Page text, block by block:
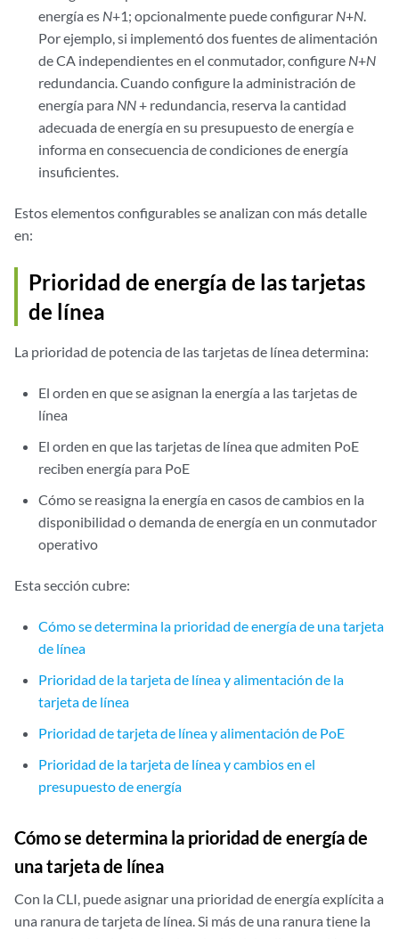
energía es N+1; opcionalmente puede configurar N+N.
Por ejemplo, si implementó dos fuentes de alimentación
de CA independientes en el conmutador, configure N+N
redundancia. Cuando configure la administración de
energía para NN+ redundancia, reserva la cantidad
adecuada de energía en su presupuesto de energía e
informa en consecuencia de condiciones de energía
insuficientes.
Estos elementos configurables se analizan con más detalle
en:
Prioridad de energía de las tarjetas
de línea
La prioridad de potencia de las tarjetas de línea determina:
El orden en que se asignan la energía a las tarjetas de
línea
El orden en que las tarjetas de línea que admiten PoE
reciben energía para PoE
Cómo se reasigna la energía en casos de cambios en la
disponibilidad o demanda de energía en un conmutador
operativo
Esta sección cubre:
Cómo se determina la prioridad de energía de una tarjeta
de línea
Prioridad de la tarjeta de línea y alimentación de la
tarjeta de línea
Prioridad de tarjeta de línea y alimentación de PoE
Prioridad de la tarjeta de línea y cambios en el
presupuesto de energía
Cómo se determina la prioridad de energía de
una tarjeta de línea
Con la CLI, puede asignar una prioridad de energía explícita a
una ranura de tarjeta de línea. Si más de una ranura tiene la